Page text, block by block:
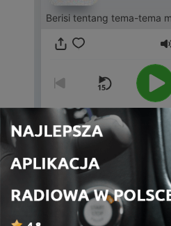
Berisi tentang tema-tema
00:00
Odcinki
1 - Jatuh itu ya pasti sakit
21 kwi 2021